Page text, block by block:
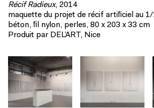
Récif Radieux, 2014
maquette du projet de récif artiﬁciel au
béton, ﬁl nylon, perles, 80 x 203 x 33 cm
Produit par DEL’ART, Nice